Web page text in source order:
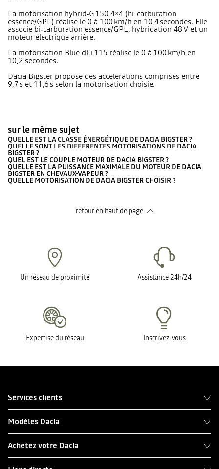
La motorisation hybrid‑G 150 4×4 (bi-carburation
essence/GPL) réalise le 0 à 100 km/h en 10,4 secondes. Elle
associe bi‑carburation essence/GPL, hybridation 48 V et un
moteur électrique arrière.
La motorisation Blue dCi 115 réalise le 0 à 100 km/h en
10,2 secondes.
Dacia Bigster propose des accélérations comprises entre
9,7 s et 11,6 s selon la motorisation choisie.
sur le même sujet
QUELLE EST LA CLASSE ÉNERGÉTIQUE DE DACIA BIGSTER ?
QUELLE SONT LES DIFFÉRENTES MOTORISATIONS DE DACIA
BIGSTER ?
QUEL EST LE COUPLE MOTEUR DE DACIA BIGSTER ?
QUELLE EST LA PUISSANCE MAXIMALE DU MOTEUR DE DACIA
BIGSTER EN CHEVAUX-VAPEUR ?
QUELLE MOTORISATION DE DACIA BIGSTER CHOISIR ?
retour en haut de page​
Un réseau de proximité Assistance 24h/24
Expertise du réseau Inscrivez-vous
Services clients
Modèles Dacia
Achetez votre Dacia